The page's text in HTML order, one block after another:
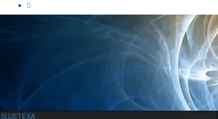
SUJETEXA